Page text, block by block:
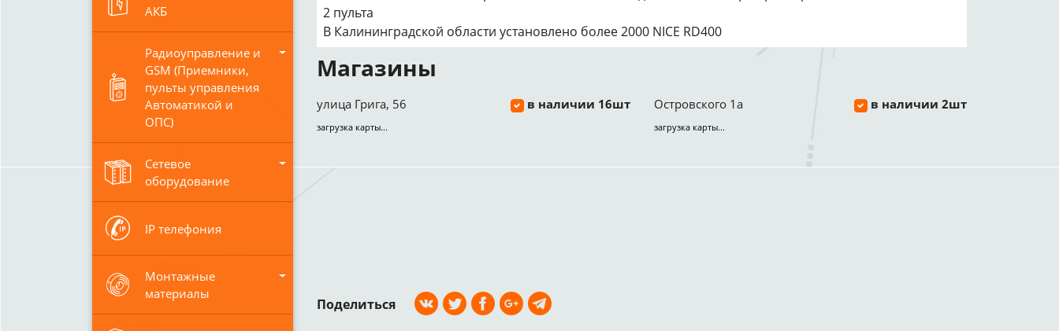
АКБ
Радиоуправление и
GSM (Приемники,
пульты управления
Автоматикой и
ОПС)
Сетевое
оборудование
IP телефония
Монтажные
материалы
2 пульта
В Калининградской области установлено более 2000 NICE RD400
Магазины
улица Грига, 56 в наличии 16шт
загрузка карты...
Островского 1а в наличии 2шт
загрузка карты...
Поделиться